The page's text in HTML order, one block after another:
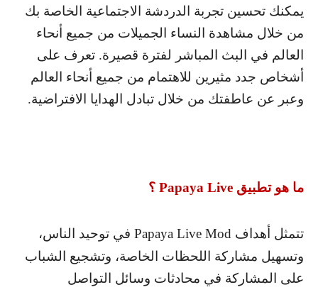
يمكنك تحسين تجربة الدردشة الاجتماعية الخاصة بك
من خلال مشاهدة النساء الجميلات من جميع أنحاء
العالم في البث المباشر لفترة قصيرة. تعرف على
أشخاص جدد مثيرين للاهتمام من جميع أنحاء العالم
وعبر عن عاطفتك من خلال تبادل الهدايا الافتراضية.
ما هو تطبيق Papaya Live ؟
تتمثل أهداف Papaya Live Mod في توحيد الناس،
وتسهيل مشاركة اللحظات الخاصة، وتشجيع الشباب
على المشاركة في محادثات وسائل التواصل